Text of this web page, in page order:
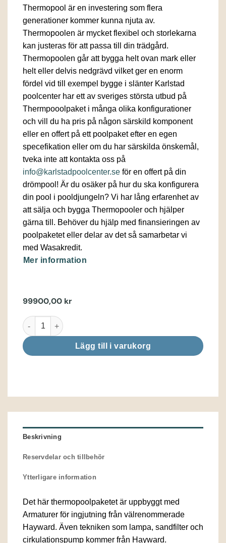
Thermopool är en investering som flera
generationer kommer kunna njuta av.
Thermopoolen är mycket flexibel och storlekarna
kan justeras för att passa till din trädgård.
Thermopoolen går att bygga helt ovan mark eller
helt eller delvis nedgrävd vilket ger en enorm
fördel vid till exempel bygge i slänter Karlstad
poolcenter har ett av sveriges största utbud på
Thermpooolpaket i många olika konfigurationer
och vill du ha pris på någon särskild komponent
eller en offert på ett poolpaket efter en egen
specefikation eller om du har särskilda önskemål,
tveka inte att kontakta oss på
info@karlstadpoolcenter.se för en offert på din
drömpool! Är du osäker på hur du ska konfigurera
din pool i pooldjungeln? Vi har lång erfarenhet av
att sälja och bygga Thermopooler och hjälper
gärna till. Behöver du hjälp med finansieringen av
poolpaketet eller delar av det så samarbetar vi
med Wasakredit.
Mer information
99900,00 kr
Thermopool 3.0 4x6 mängd
Lägg till i varukorg
Beskrivning
Reservdelar och tillbehör
Ytterligare information
Det här thermopoolpaketet är uppbyggt med
Armaturer för ingjutning från välrenommerade
Hayward. Även tekniken som lampa, sandfilter och
cirkulationspump kommer från Hayward.